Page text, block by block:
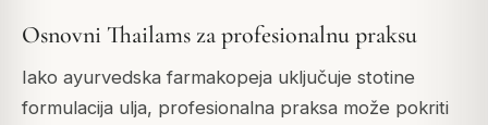
Osnovni Thailams za profesionalnu praksu
Iako ayurvedska farmakopeja uključuje stotine
formulacija ulja, profesionalna praksa može pokriti